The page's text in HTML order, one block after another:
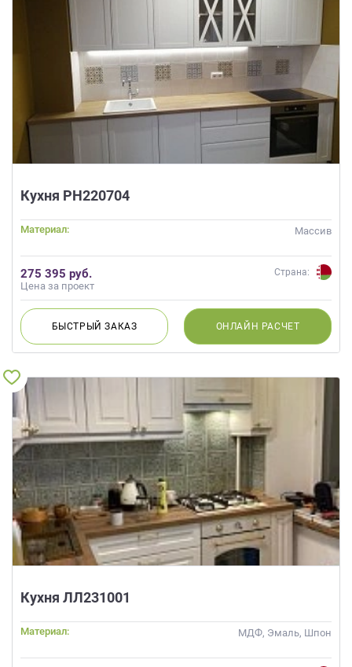
Кухня РН220704
Материал: Массив
275 395 руб.
Цена за проект
Страна:
БЫСТРЫЙЗАКАЗ ОНЛАЙН РАСЧЕТ
Кухня ЛЛ231001
Материал: МДФ, Эмаль, Шпон